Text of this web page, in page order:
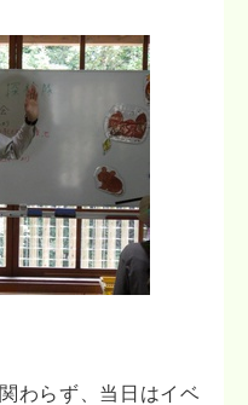
わらず、当日はイベ